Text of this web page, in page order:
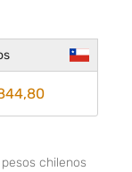
pesos chilenos